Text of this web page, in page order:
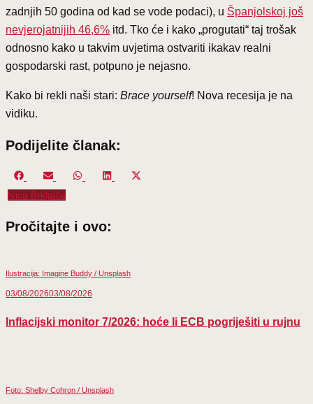
zadnjih 50 godina od kad se vode podaci), u Španjolskoj još
nevjerojatnijih 46,6% itd. Tko će i kako „progutati“ taj trošak
odnosno kako u takvim uvjetima ostvariti ikakav realni
gospodarski rast, potpuno je nejasno.
Kako bi rekli naši stari: Brace yourself! Nova recesija je na
vidiku.
Podijelite članak:
Share
on
Share
on
Share
Share
Ivica Brkljača
Pročitajte i ovo:
Ilustracija: Imagine Buddy / Unsplash
03/08/202603/08/2026
Inflacijski monitor 7/2026: hoće li ECB pogriješiti u rujnu
Foto: Shelby Cohron / Unsplash